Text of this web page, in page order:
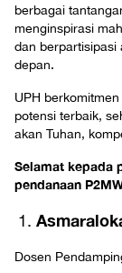
berbagai
menginspirasi
dan berpartisipasi
depan.
UPH
potensi terbaik,
akan Tuhan,
Selamat kepada
pendanaan
Dosen